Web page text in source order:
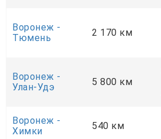
Воронеж -
Тюмень
2 170 км
Воронеж -
Улан-Удэ
5 800 км
Воронеж -
Химки
540 км